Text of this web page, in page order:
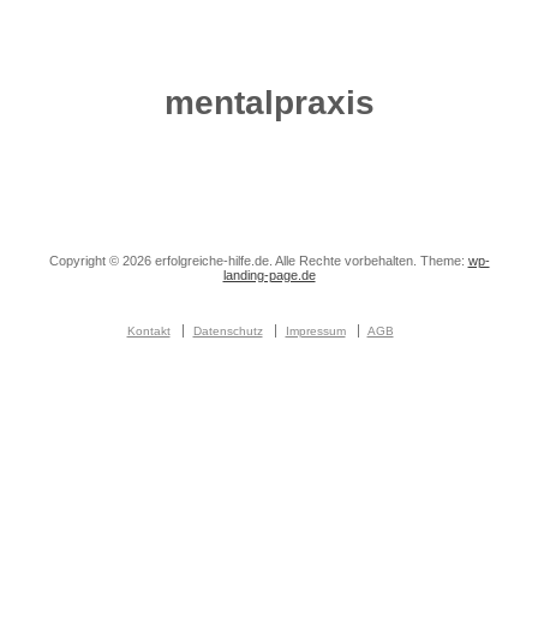
mentalpraxis
Copyright © 2026 erfolgreiche-hilfe.de. Alle Rechte vorbehalten. Theme: wp-
landing-page.de
Kontakt Datenschutz Impressum AGB